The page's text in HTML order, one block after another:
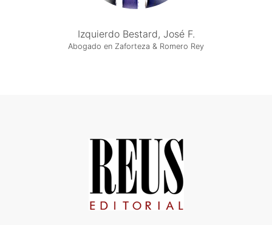
Izquierdo Bestard, José F.
Abogado en Zaforteza & Romero Rey